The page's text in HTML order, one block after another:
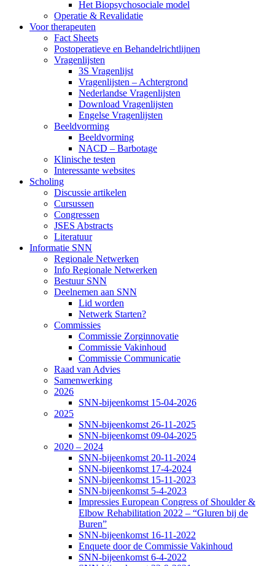
Het Biopsychosociale model
Operatie & Revalidatie
Voor therapeuten
Fact Sheets
Postoperatieve en Behandelrichtlijnen
Vragenlijsten
3S Vragenlijst
Vragenlijsten – Achtergrond
Nederlandse Vragenlijsten
Download Vragenlijsten
Engelse Vragenlijsten
Beeldvorming
Beeldvorming
NACD – Barbotage
Klinische testen
Interessante websites
Scholing
Discussie artikelen
Cursussen
Congressen
JSES Abstracts
Literatuur
Informatie SNN
Regionale Netwerken
Info Regionale Netwerken
Bestuur SNN
Deelnemen aan SNN
Lid worden
Netwerk Starten?
Commissies
Commissie Zorginnovatie
Commissie Vakinhoud
Commissie Communicatie
Raad van Advies
Samenwerking
2026
SNN-bijeenkomst 15-04-2026
2025
SNN-bijeenkomst 26-11-2025
SNN-bijeenkomst 09-04-2025
2020 – 2024
SNN-bijeenkomst 20-11-2024
SNN-bijeenkomst 17-4-2024
SNN-bijeenkomst 15-11-2023
SNN-bijeenkomst 5-4-2023
Impressies European Congress of Shoulder &
Elbow Rehabilitation 2022 – “Gluren bij de
Buren”
SNN-bijeenkomst 16-11-2022
Enquete door de Commissie Vakinhoud
SNN-bijeenkomst 6-4-2022